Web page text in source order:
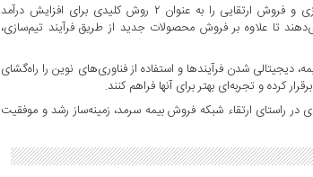
معاون بازاریابی و شبکه فروش بیمه سرمد در ادامه، روش‌های فروش موازی و فروش ارتقایی را به عنوان ۲ روش کلیدی برای افزایش درآمد
تا علاوه بر فروش محصولات جدید از طریق فرآیند تیم‌سازی،
شدن فرآیندها و استفاده از فناوری‌های نوین را راه‌گشای
کرده و تجربه‌ای بهتر برای آنها فراهم کنند.
در راستای ارتقاء شبکه فروش بیمه سرمد، زمینه‌ساز رشد و موفقیت